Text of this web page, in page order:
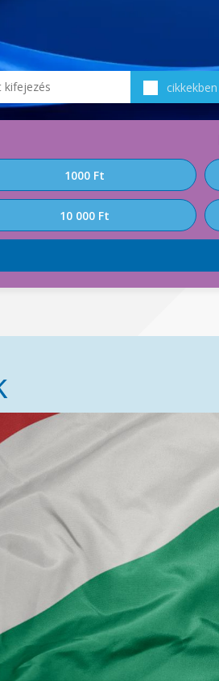
cikkekben
1000 Ft
10 000 Ft